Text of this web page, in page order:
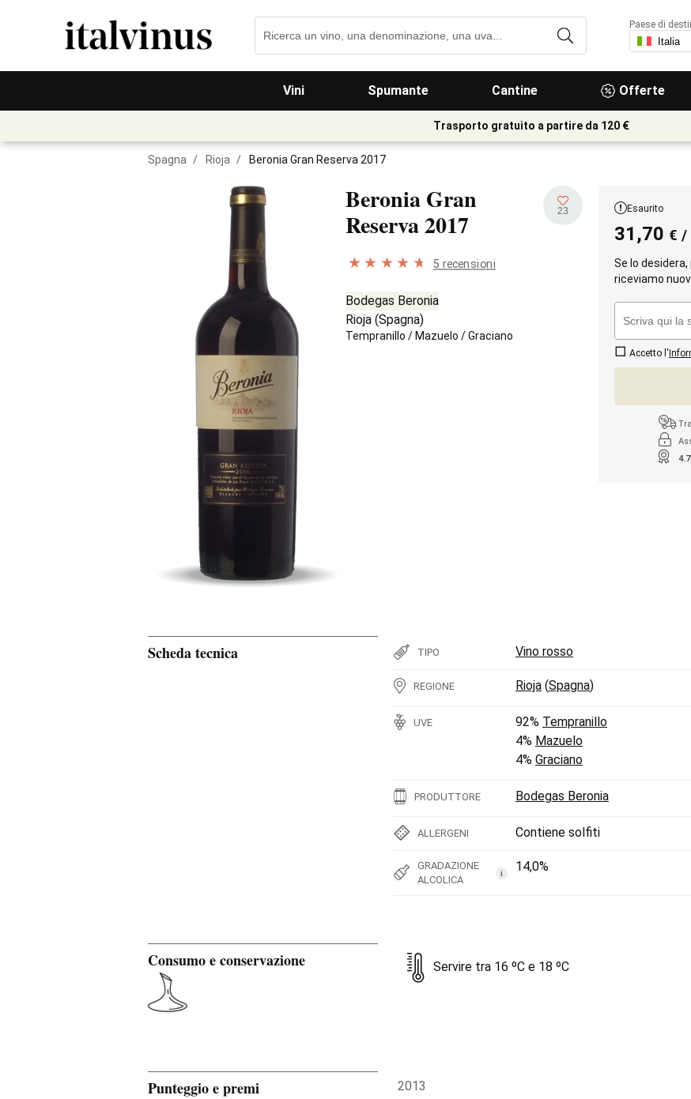
Vini Spumante Cantine Offerte
Paese di
Trasporto gratuito a partire da 120 €
Spagna / Rioja / Beronia Gran Reserva 2017
Beronia Gran
Reserva2017 23
5 recensioni
Bodegas Beronia
Rioja (Spagna)
Tempranillo / Mazuelo /Graciano
Esaurito
31,70 € /
Se lo
riceviamo
Accetto l'
Scheda tecnica TIPO Vino rosso
REGIONE Rioja (Spagna)
UVE 92% Tempranillo
4% Mazuelo
4% Graciano
PRODUTTORE Bodegas Beronia
ALLERGENI Contiene solfiti
GRADAZIONE
ALCOLICA
i 14,0%
Consumo e conservazione Servire tra 16 ºC e 18 ºC
Punteggio e premi 2013